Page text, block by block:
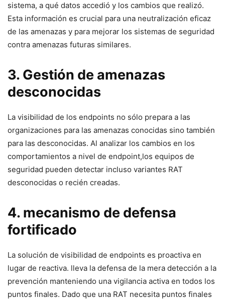
sistema, a‍ qué datos accedió y los cambios que ⁢realizó.
⁤Esta información‍ es ‍crucial⁢ para una neutralización eficaz
de las amenazas y para mejorar los sistemas de seguridad
contra amenazas futuras similares.
3. Gestión de amenazas
desconocidas
La visibilidad de los endpoints no‍ sólo prepara a las
organizaciones para ‍las amenazas ‍conocidas sino también⁣
para las desconocidas. Al analizar los cambios en los
comportamientos a nivel de‍ endpoint,los equipos de⁢
seguridad⁢ pueden⁢ detectar incluso variantes RAT
desconocidas o recién ⁤creadas.
4. mecanismo de defensa
fortificado
La solución de ‍visibilidad de endpoints⁣ es proactiva en⁤
lugar de reactiva. lleva la defensa de la mera detección a​ la
prevención manteniendo una vigilancia activa en‌ todos los
puntos finales. ‌Dado que una RAT necesita puntos finales